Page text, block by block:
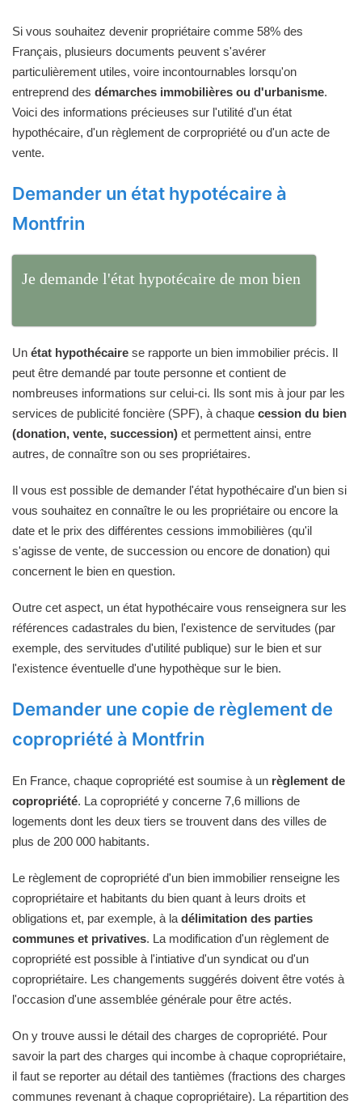
Si vous souhaitez devenir propriétaire comme 58% des
Français, plusieurs documents peuvent s'avérer
particulièrement utiles, voire incontournables lorsqu'on
entreprend des démarches immobilières ou d'urbanisme.
Voici des informations précieuses sur l'utilité d'un état
hypothécaire, d'un règlement de corpropriété ou d'un acte de
vente.
Demander un état hypotécaire à
Montfrin
Je demande l'état hypotécaire de mon bien
Un état hypothécaire se rapporte un bien immobilier précis. Il
peut être demandé par toute personne et contient de
nombreuses informations sur celui-ci. Ils sont mis à jour par les
services de publicité foncière (SPF), à chaque cession du bien
(donation, vente, succession) et permettent ainsi, entre
autres, de connaître son ou ses propriétaires.
Il vous est possible de demander l'état hypothécaire d'un bien si
vous souhaitez en connaître le ou les propriétaire ou encore la
date et le prix des différentes cessions immobilières (qu'il
s'agisse de vente, de succession ou encore de donation) qui
concernent le bien en question.
Outre cet aspect, un état hypothécaire vous renseignera sur les
références cadastrales du bien, l'existence de servitudes (par
exemple, des servitudes d'utilité publique) sur le bien et sur
l'existence éventuelle d'une hypothèque sur le bien.
Demander une copie de règlement de
copropriété à Montfrin
En France, chaque copropriété est soumise à un règlement de
copropriété. La copropriété y concerne 7,6 millions de
logements dont les deux tiers se trouvent dans des villes de
plus de 200 000 habitants.
Le règlement de copropriété d'un bien immobilier renseigne les
copropriétaire et habitants du bien quant à leurs droits et
obligations et, par exemple, à la délimitation des parties
communes et privatives. La modification d'un règlement de
copropriété est possible à l'intiative d'un syndicat ou d'un
copropriétaire. Les changements suggérés doivent être votés à
l'occasion d'une assemblée générale pour être actés.
On y trouve aussi le détail des charges de copropriété. Pour
savoir la part des charges qui incombe à chaque copropriétaire,
il faut se reporter au détail des tantièmes (fractions des charges
communes revenant à chaque copropriétaire). La répartition des